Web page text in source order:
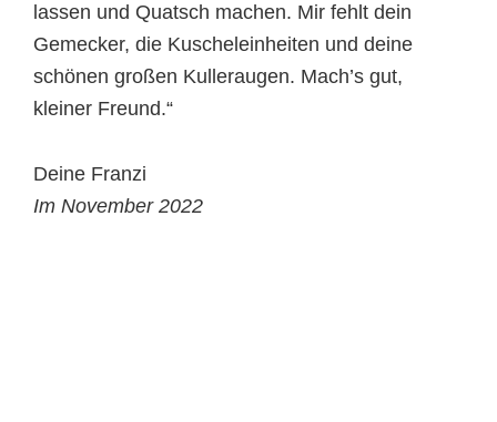
lassen und Quatsch machen. Mir fehlt dein
Gemecker, die Kuscheleinheiten und deine
schönen großen Kulleraugen. Mach’s gut,
kleiner Freund.“
Deine Franzi
Im November 2022